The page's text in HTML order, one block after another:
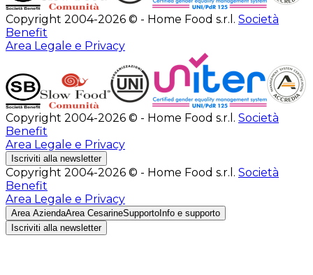
Copyright 2004-2026 © - Home Food s.r.l. Società
Benefit
Area Legale e Privacy
Copyright 2004-2026 © - Home Food s.r.l. Società
Benefit
Area Legale e Privacy
Iscriviti alla newsletter
Copyright 2004-2026 © - Home Food s.r.l. Società
Benefit
Area Legale e Privacy
Area AziendaArea CesarineSupporto Info e supporto
Iscriviti alla newsletter